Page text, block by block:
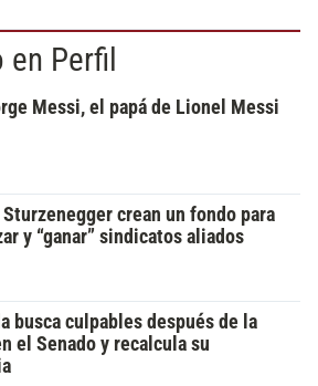
Perfil
Messi, el papá de Lionel Messi
crean un fondo para
y “ganar” sindicatos aliados
busca culpables después de la
el Senado y recalcula su